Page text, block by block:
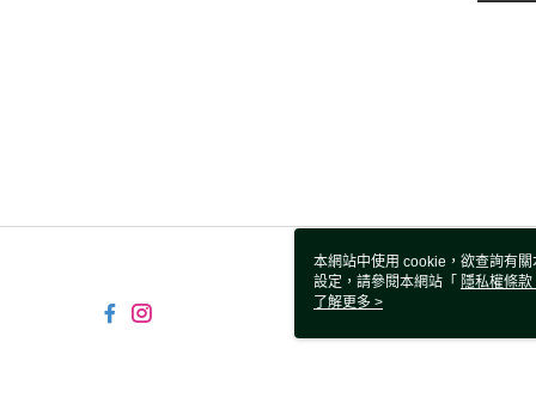
本網站中使用 cookie，欲查詢有
設定，請參閱本網站「 隱私權條款
使用 cookie。
了解更多 >